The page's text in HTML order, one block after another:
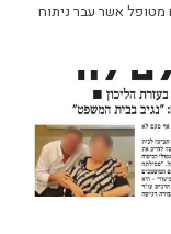
מטופל אשר עבר ניתוח